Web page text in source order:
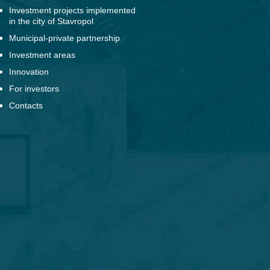
Investment projects implemented
in the city of Stavropol
Municipal-private partnership
Investment areas
Innovation
For investors
Contacts